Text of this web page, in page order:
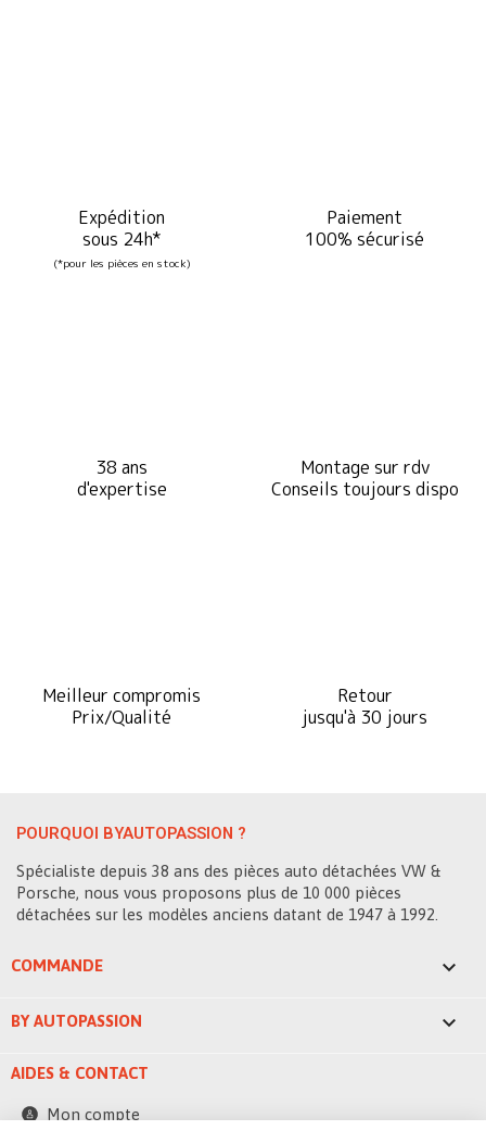
Expédition
sous 24h*
(*pour les pièces en stock)
Paiement
100% sécurisé
38 ans
d'expertise
Montage sur rdv
Conseils toujours dispo
Meilleur compromis
Prix/Qualité
Retour
jusqu'à 30 jours
POURQUOI BYAUTOPASSION ?
Spécialiste depuis 38 ans des pièces auto détachées VW &
Porsche, nous vous proposons plus de 10 000 pièces
détachées sur les modèles anciens datant de 1947 à 1992.
COMMANDE 
BY AUTOPASSION 
AIDES & CONTACT
Mon compte